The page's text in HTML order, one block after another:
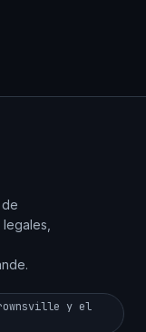
y el